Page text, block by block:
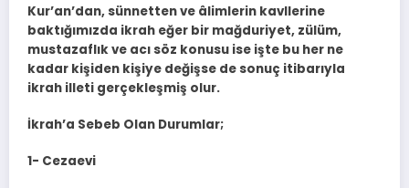
Kur’an’dan, sünnetten ve âlimlerin kavllerine
baktığımızda ikrah eğer bir mağduriyet, zülüm,
mustazaflık ve acı söz konusu ise işte bu her ne
kadar kişiden kişiye değişse de sonuç itibarıyla
ikrah illeti gerçekleşmiş olur.
İkrah’a Sebeb Olan Durumlar;
1- Cezaevi